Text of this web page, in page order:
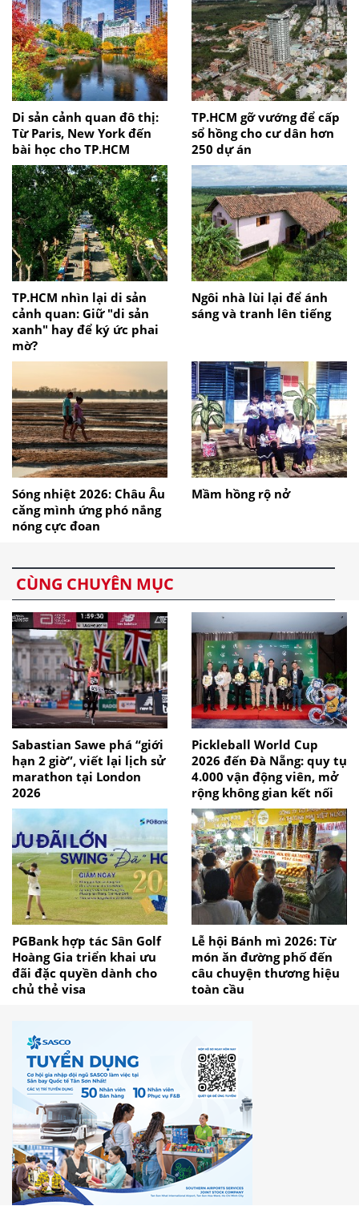
Di sản cảnh quan đô thị:
Từ Paris, New York đến
bài học cho TP.HCM
TP.HCM gỡ vướng để cấp
sổ hồng cho cư dân hơn
250 dự án
TP.HCM nhìn lại di sản
cảnh quan: Giữ "di sản
xanh" hay để ký ức phai
mờ?
Ngôi nhà lùi lại để ánh
sáng và tranh lên tiếng
Sóng nhiệt 2026: Châu Âu
căng mình ứng phó nắng
nóng cực đoan
Mầm hồng rộ nở
CÙNG CHUYÊN MỤC
Sabastian Sawe phá “giới
hạn 2 giờ”, viết lại lịch sử
marathon tại London
2026
Pickleball World Cup
2026 đến Đà Nẵng: quy tụ
4.000 vận động viên, mở
rộng không gian kết nối
PGBank hợp tác Sân Golf
Hoàng Gia triển khai ưu
đãi đặc quyền dành cho
chủ thẻ visa
Lễ hội Bánh mì 2026: Từ
món ăn đường phố đến
câu chuyện thương hiệu
toàn cầu